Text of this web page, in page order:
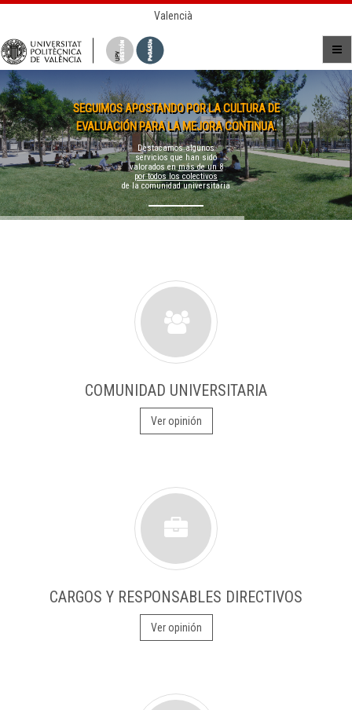
Valencià
SEGUIMOS APOSTANDO POR LA CULTURA DE
EVALUACIÓN PARA LA MEJORA CONTINUA.
Destacamos algunos
servicios que han sido
valorados enmás de un 8
por todos los colectivos
de la comunidad universitaria
COMUNIDAD UNIVERSITARIA
Ver opinión
CARGOS Y RESPONSABLES DIRECTIVOS
Ver opinión